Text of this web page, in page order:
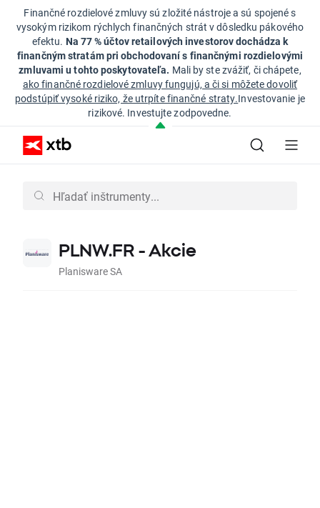
Finančné rozdielové zmluvy sú zložité nástroje a sú spojené s
vysokým rizikom rýchlych finančných strát v dôsledku pákového
efektu. Na 77 % účtov retailových investorov dochádza k
finančným stratám pri obchodovaní s finančnými rozdielovými
zmluvami u tohto poskytovateľa. Mali by ste zvážiť, či chápete,
ako finančné rozdielové zmluvy fungujú, a či si môžete dovoliť
podstúpiť vysoké riziko, že utrpíte finančné straty.Investovanie je
rizikové. Investujte zodpovedne.
PLNW.FR - Akcie
Planisware SA